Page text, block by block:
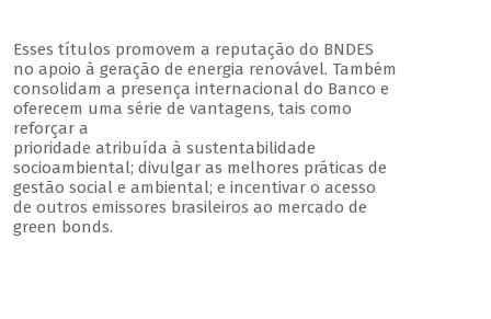
Esses títulos promovem a reputação do BNDES
no apoio à geração de energia renovável. Também
consolidam a presença internacional do Banco e
oferecem uma série de vantagens, tais como
reforçar a
prioridade atribuída à sustentabilidade
socioambiental; divulgar as melhores práticas de
gestão social e ambiental; e incentivar o acesso
de outros emissores brasileiros ao mercado de
green bonds.